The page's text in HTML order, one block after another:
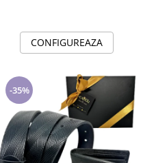
CONFIGUREAZA
-35%